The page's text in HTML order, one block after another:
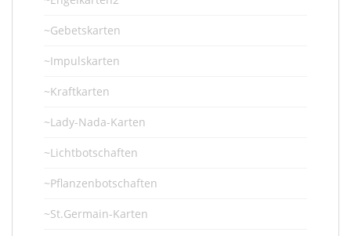
~Gebetskarten
~Impulskarten
~Kraftkarten
~Lady-Nada-Karten
~Lichtbotschaften
~Pflanzenbotschaften
~St.Germain-Karten